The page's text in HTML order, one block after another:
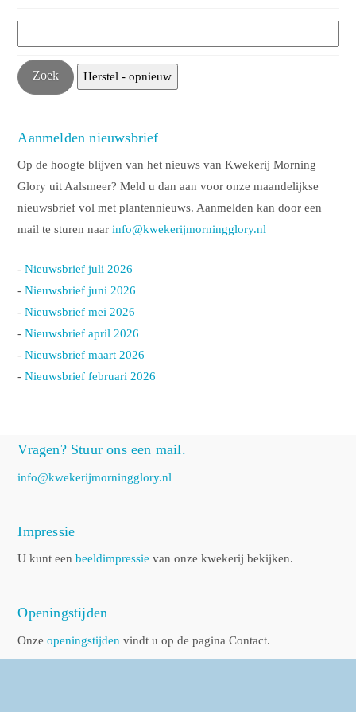
Aanmelden nieuwsbrief
Op de hoogte blijven van het nieuws van Kwekerij Morning
Glory uit Aalsmeer? Meld u dan aan voor onze maandelijkse
nieuwsbrief vol met plantennieuws. Aanmelden kan door een
mail te sturen naarinfo@kwekerijmorningglory.nl
-Nieuwsbrief juli 2026
-Nieuwsbrief juni 2026
-Nieuwsbrief mei 2026
-Nieuwsbrief april 2026
-Nieuwsbrief maart 2026
-Nieuwsbrief februari 2026
Vragen? Stuur ons een mail.
info@kwekerijmorningglory.nl
Impressie
U kunt eenbeeldimpressie van onze kwekerij bekijken.
Openingstijden
Onzeopeningstijden vindt u op de pagina Contact.